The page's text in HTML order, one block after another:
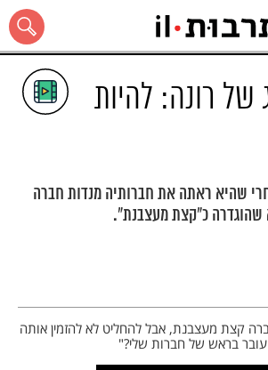
של רונה: להיות
שהיא ראתה את חברותיה מנדות חברה
כ"קצת מעצבנת".
קצת מעצבנת, אבל להחליט לא להזמין אותה
בראש של חברות שלי?"